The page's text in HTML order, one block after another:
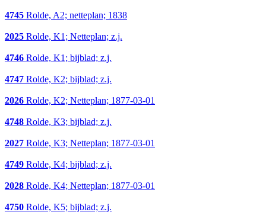
4745 Rolde, A2; netteplan; 1838
2025 Rolde, K1; Netteplan; z.j.
4746 Rolde, K1; bijblad; z.j.
4747 Rolde, K2; bijblad; z.j.
2026 Rolde, K2; Netteplan; 1877-03-01
4748 Rolde, K3; bijblad; z.j.
2027 Rolde, K3; Netteplan; 1877-03-01
4749 Rolde, K4; bijblad; z.j.
2028 Rolde, K4; Netteplan; 1877-03-01
4750 Rolde, K5; bijblad; z.j.